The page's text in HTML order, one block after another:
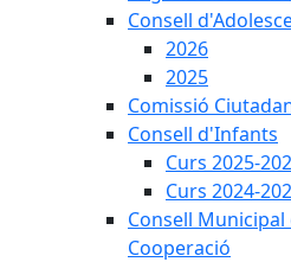
Consell
2026
2025
Comissió
Consell d'Infants
Curs 2025-
Curs 2024-
Consell
Cooperació